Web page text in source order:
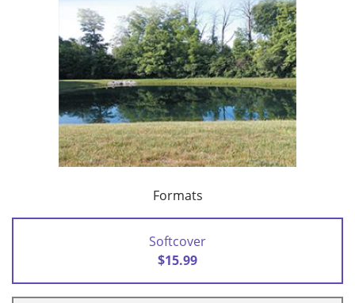
Formats
Softcover
$15.99